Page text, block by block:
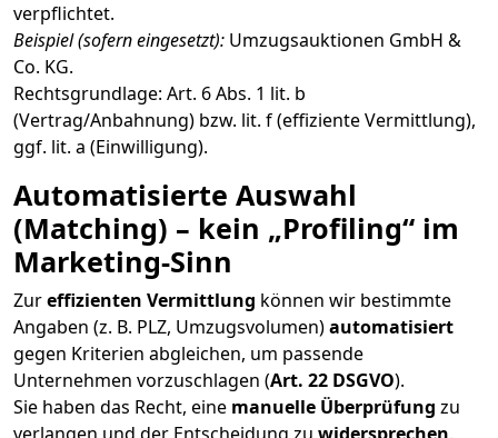
verpflichtet.
Beispiel (sofern eingesetzt): Umzugsauktionen GmbH &
Co. KG.
Rechtsgrundlage: Art. 6 Abs. 1 lit. b
(Vertrag/Anbahnung) bzw. lit. f (effiziente Vermittlung),
ggf. lit. a (Einwilligung).
Automatisierte Auswahl
(Matching) – kein „Profiling“ im
Marketing-Sinn
Zureffizienten Vermittlung können wir bestimmte
Angaben (z. B. PLZ, Umzugsvolumen)automatisiert
gegen Kriterien abgleichen, um passende
Unternehmen vorzuschlagen (Art. 22 DSGVO).
Sie haben das Recht, eine manuelle Überprüfung zu